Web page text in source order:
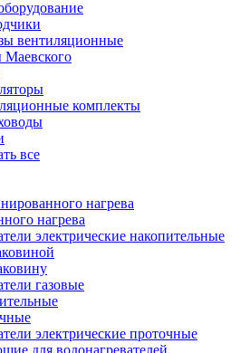
вентиляционные
комплекты
все
нагрева
нагрева
электрические накопительные
газовые
электрические проточные
для водонагревателей